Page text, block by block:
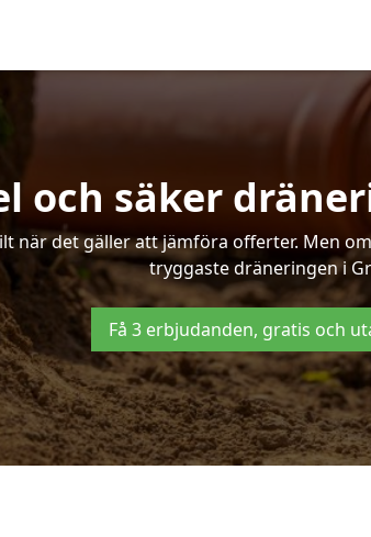
och säker
när det gäller att jämföra offerter. Men
tryggaste dräneringen i
Få 3 erbjudanden, gratis och